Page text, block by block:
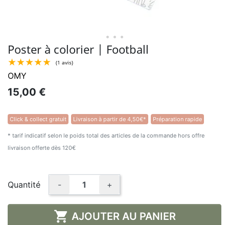
• • •
Poster à colorier | Football
★★★★★ (1 avis)
OMY
15,00 €
Click & collect gratuit Livraison à partir de 4,50€* Préparation rapide
* tarif indicatif selon le poids total des articles de la commande hors offre
livraison offerte dès 120€
Quantité - +
 AJOUTER AU PANIER